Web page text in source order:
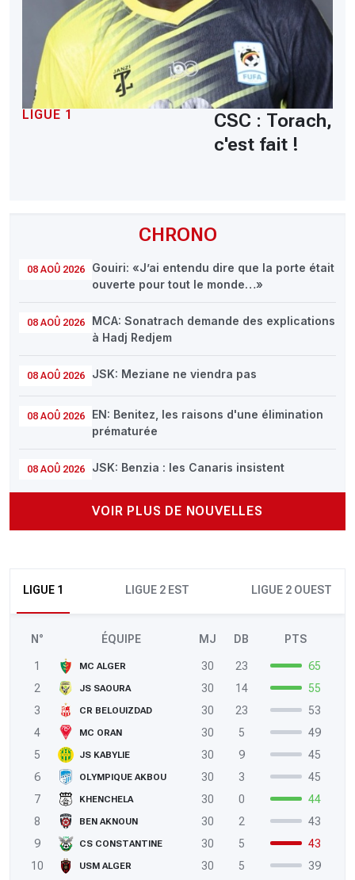
CHRONO
08 AOÛ 2026
Gouiri: «J’ai entendu dire que la porte était
ouverte pour tout le monde…»
08 AOÛ 2026
MCA: Sonatrach demande des explications
à Hadj Redjem
08 AOÛ 2026 JSK: Meziane ne viendra pas
08 AOÛ 2026
EN: Benitez, les raisons d'une élimination
prématurée
08 AOÛ 2026 JSK: Benzia : les Canaris insistent
VOIR PLUS DE NOUVELLES
LIGUE 1 LIGUE 2 EST LIGUE 2 OUEST
N° ÉQUIPE MJ DB PTS
1 MC ALGER 30 23
65
2
JS SAOURA 30 14
55
3
CR BELOUIZDAD 30 23
53
4
MC ORAN 30 5
49
5
JS KABYLIE 30 9
45
6
OLYMPIQUE AKBOU 30 3
45
7
KHENCHELA 30 0
44
8
BEN AKNOUN 30 2
43
9
CS CONSTANTINE 30 5
43
10
USM ALGER 30 5
39
LIGUE 1
CSC : Torach,
c'est fait !